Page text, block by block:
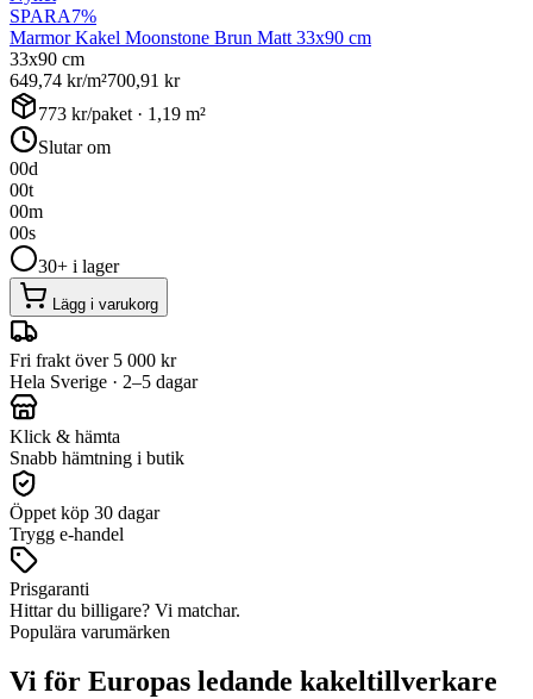
SPARA7%
Marmor Kakel Moonstone Brun Matt 33x90 cm
33x90 cm
649,74 kr/m²700,91 kr
773 kr/paket · 1,19 m²
Slutar om
00d
00t
00m
00s
30+ i lager
Lägg i varukorg
Fri frakt över 5 000 kr
Hela Sverige · 2–5 dagar
Klick & hämta
Snabb hämtning i butik
Öppet köp 30 dagar
Trygg e-handel
Prisgaranti
Hittar du billigare? Vi matchar.
Populära varumärken
Vi för Europas ledande kakeltillverkare